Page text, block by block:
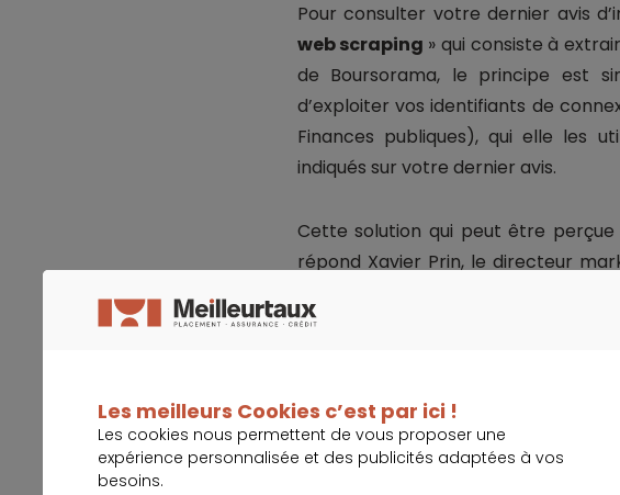
Pour consulter votre dernier avis
web scraping » qui consiste à
de Boursorama, le principe est
d’exploiter vos identifiants de
Finances publiques), qui elle les
indiqués sur votre dernier avis.
Cette solution qui peut être
répond Xavier Prin, le directeur
au
accès. ». De plus,
seuls les revenus
Vers la vérification de la
Les meilleurs Cookies c’est par ici !
Les cookies nous permettent de vous proposer une
expérience personnalisée et des publicités adaptées à vos
besoins.